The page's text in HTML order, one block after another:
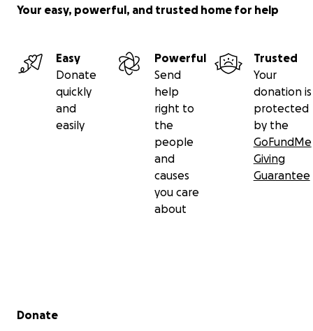
Your easy, powerful, and trusted home for help
Easy
Donate
quickly
and
easily
Powerful
Send
help
right to
the
people
and
causes
you care
about
Trusted
Your
donation is
protected
by the
GoFundMe
Giving
Guarantee
Secondary menu
Donate